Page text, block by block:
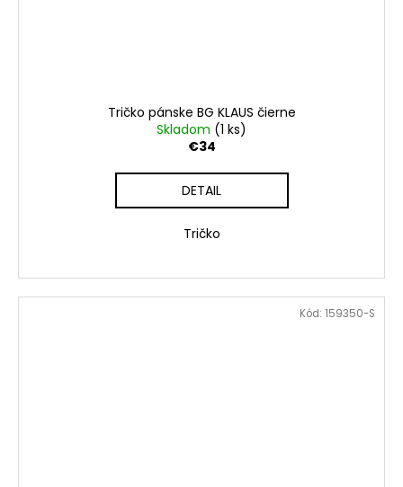
Tričko pánske BG KLAUS čierne
Skladom (1 ks)
€34
DETAIL
Tričko
Kód: 159350-S